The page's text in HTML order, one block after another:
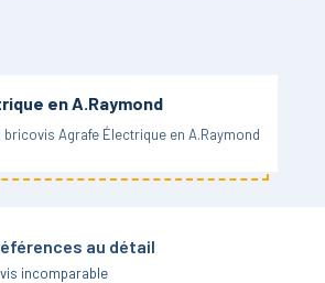
en A.Raymond
Agrafe Électrique en A.Raymond
au détail
incomparable